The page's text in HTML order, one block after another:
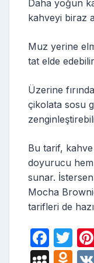
Daha yoğun
kahveyi biraz
Muz yerine
tat elde
Üzerine
çikolata sosu
Bu tarif,
doyurucu
sunar.
Mocha
tarifleri de
F
a
T
w